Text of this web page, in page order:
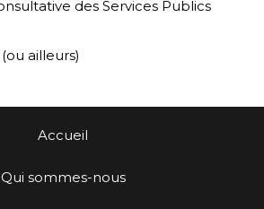
des Services Publics
ailleurs)
Accueil
Qui sommes-nous